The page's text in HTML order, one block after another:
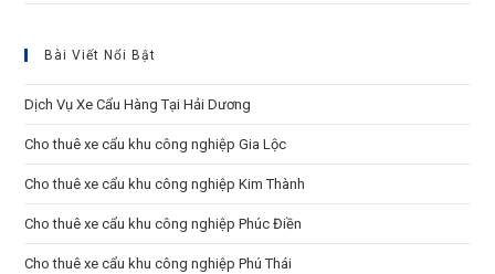
Bài Viết Nổi Bật
Dịch Vụ Xe Cẩu Hàng Tại Hải Dương
Cho thuê xe cẩu khu công nghiệp Gia Lộc
Cho thuê xe cẩu khu công nghiệp Kim Thành
Cho thuê xe cẩu khu công nghiệp Phúc Điền
Cho thuê xe cẩu khu công nghiệp Phú Thái